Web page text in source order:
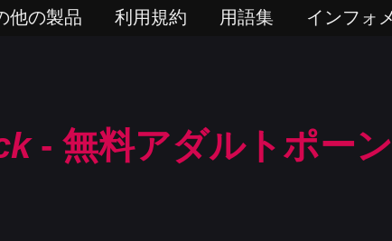
他の製品 利用規約 用語集 インフォ
- 無料アダルトポーン